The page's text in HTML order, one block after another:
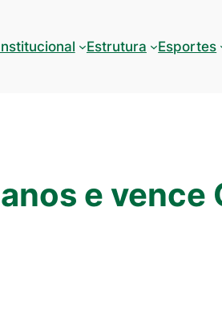
Estrutura Esportes
e vence